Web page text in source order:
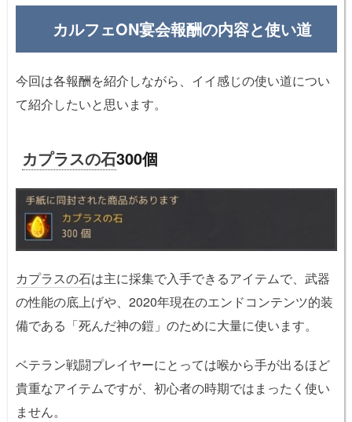
カルフェON宴会報酬の内容と使い道
今回は各報酬を紹介しながら、イイ感じの使い道につい
て紹介したいと思います。
カプラスの石300個
カプラスの石は主に採集で入手できるアイテムで、武器
の性能の底上げや、2020年現在のエンドコンテンツ的装
備である「死んだ神の鎧」のために大量に使います。
ベテラン戦闘プレイヤーにとっては喉から手が出るほど
貴重なアイテムですが、初心者の時期ではまったく使い
ません。